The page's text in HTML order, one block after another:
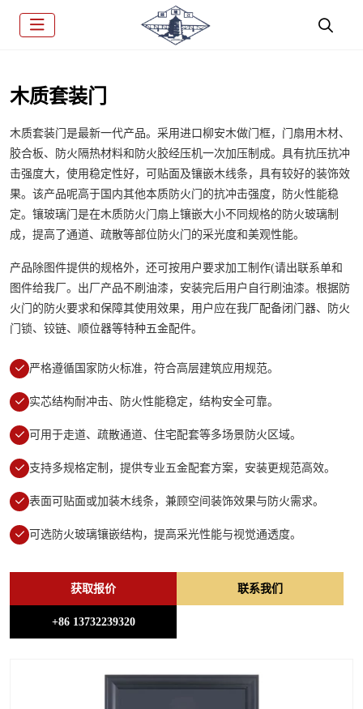
木质套装门
木质套装门是最新一代产品。采用进口柳安木做门框，门扇用木材、
胶合板、防火隔热材料和防火胶经压机一次加压制成。具有抗压抗冲
击强度大，使用稳定性好，可贴面及镶嵌木线条，具有较好的装饰效
果。该产品呢高于国内其他本质防火门的抗冲击强度，防火性能稳
定。镶玻璃门是在木质防火门扇上镶嵌大小不同规格的防火玻璃制
成，提高了通道、疏散等部位防火门的采光度和美观性能。
产品除图件提供的规格外，还可按用户要求加工制作(请出联系单和
图件给我厂。出厂产品不刷油漆，安装完后用户自行刷油漆。根据防
火门的防火要求和保障其使用效果，用户应在我厂配备闭门器、防火
门锁、铰链、顺位器等特种五金配件。
严格遵循国家防火标准，符合高层建筑应用规范。
实芯结构耐冲击、防火性能稳定，结构安全可靠。
可用于走道、疏散通道、住宅配套等多场景防火区域。
支持多规格定制，提供专业五金配套方案，安装更规范高效。
表面可贴面或加装木线条，兼顾空间装饰效果与防火需求。
可选防火玻璃镶嵌结构，提高采光性能与视觉通透度。
获取报价 联系我们
+86 13732239320